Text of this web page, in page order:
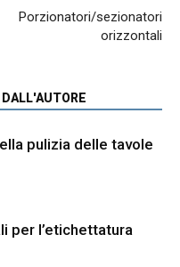
Porzionatori/sezionatori
orizzontali
pulizia delle tavole
per l’etichettatura